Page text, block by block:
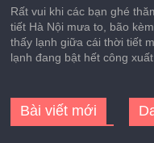
Rất vui khi các bạn ghé
tiết Hà Nội mưa to, bão
thấy lạnh giữa cái thời tiết
lạnh đang bật hết công xuất
Bài viết mới